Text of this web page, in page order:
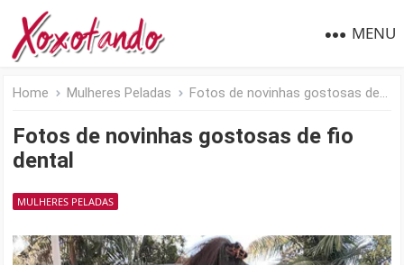
MENU
Home Mulheres Peladas Fotos de novinhas gostosas de fio dental
Fotos de novinhas gostosas de fio
dental
MULHERES PELADAS